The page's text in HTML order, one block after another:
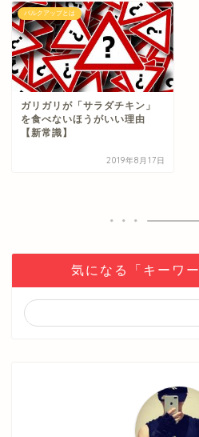
バルクアップとは
ガリガリが「サラダチキン」
を食べないほうがいい理由
【新常識】
2019年8月17日
気になる「キーワ